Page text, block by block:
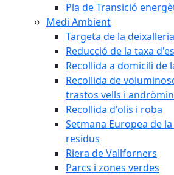
Pla de Transició
Medi Ambient
Targeta de la deixalleria
Reducció de la taxa
Recollida a domicili de
Recollida de
trastos vells i
Recollida d'olis i roba
Setmana Europea de
residus
Riera de Vallforners
Parcs i zones verdes